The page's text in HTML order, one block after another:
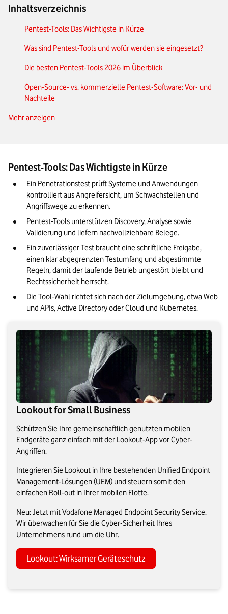
Inhaltsverzeichnis
Pentest-Tools: Das Wichtigste in Kürze
Was sind Pentest-Tools und wofür werden sie eingesetzt?
Die besten Pentest-Tools 2026 im Überblick
Open-Source- vs. kommerzielle Pentest-Software: Vor- und
Nachteile
Pentest-Tools für Windows, Linux & Cloud-Umgebungen
Mehr anzeigen
Pentest-Tools: Das Wichtigste in Kürze
Ein Penetrationstest prüft Systeme und Anwendungen
kontrolliert aus Angreifersicht, um Schwachstellen und
Angriffswege zu erkennen.
Pentest-Tools unterstützen Discovery, Analyse sowie
Validierung und liefern nachvollziehbare Belege.
Ein zuverlässiger Test braucht eine schriftliche Freigabe,
einen klar abgegrenzten Testumfang und abgestimmte
Regeln, damit der laufende Betrieb ungestört bleibt und
Rechtssicherheit herrscht.
Die Tool-Wahl richtet sich nach der Zielumgebung, etwa Web
und APIs, Active Directory oder Cloud und Kubernetes.
Lookout for Small Business
Schützen Sie Ihre gemeinschaftlich genutzten mobilen
Endgeräte ganz einfach mit der Lookout-App vor Cyber-
Angriffen.
Integrieren Sie Lookout in Ihre bestehenden Unified Endpoint
Management-Lösungen (UEM) und steuern somit den
einfachen Roll-out in Ihrer mobilen Flotte.
Neu: Jetzt mit Vodafone Managed Endpoint Security Service.
Wir überwachen für Sie die Cyber-Sicherheit Ihres
Unternehmens rund um die Uhr.
Lookout: Wirksamer Geräteschutz